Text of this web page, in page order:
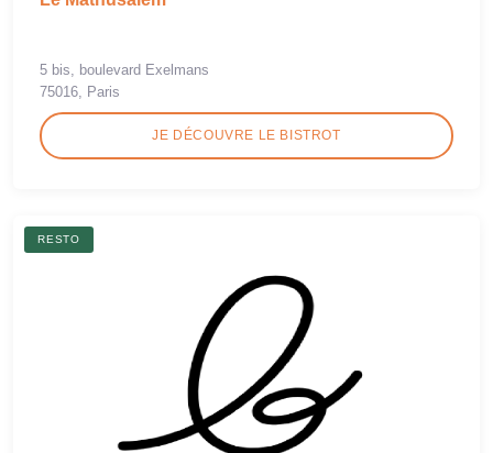
5 bis, boulevard Exelmans
75016, Paris
JE DÉCOUVRE LE BISTROT
RESTO